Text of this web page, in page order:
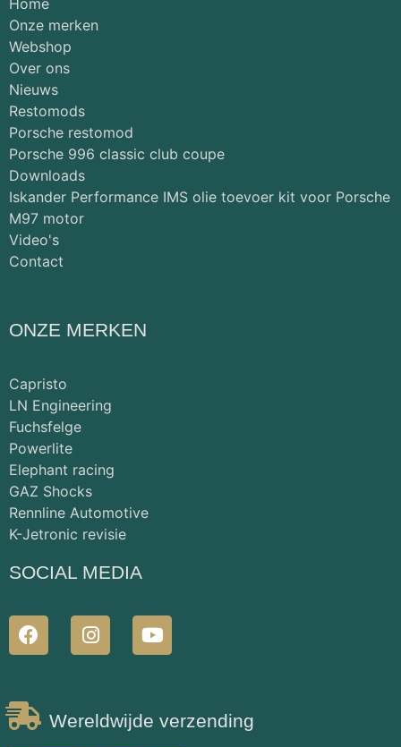
Home
Onze merken
Webshop
Over ons
Nieuws
Restomods
Porsche restomod
Porsche 996 classic club coupe
Downloads
Iskander Performance IMS olie toevoer kit voor Porsche
M97 motor
Video's
Contact
ONZE MERKEN
Capristo
LN Engineering
Fuchsfelge
Powerlite
Elephant racing
GAZ Shocks
Rennline Automotive
K-Jetronic revisie
SOCIAL MEDIA
Wereldwijde verzending